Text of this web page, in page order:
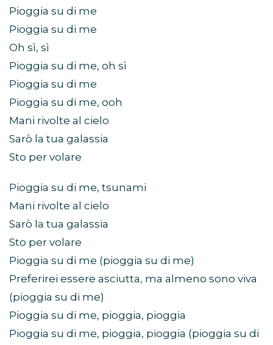
Pioggia su di me
Pioggia su di me
Oh sì, sì
Pioggia su di me, oh sì
Pioggia su di me
Pioggia su di me, ooh
Mani rivolte al cielo
Sarò la tua galassia
Sto per volare
Pioggia su di me, tsunami
Mani rivolte al cielo
Sarò la tua galassia
Sto per volare
Pioggia su di me (pioggia su di me)
Preferirei essere asciutta, ma almeno sono viva
(pioggia su di me)
Pioggia su di me, pioggia, pioggia
Pioggia su di me, pioggia, pioggia (pioggia su di